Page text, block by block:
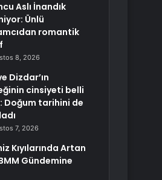
Aslı İnandık
Ünlü
romantik
8, 2026
Dizdar’ın
cinsiyeti belli
Doğum tarihini de
7, 2026
Kıyılarında Artan
Gündemine